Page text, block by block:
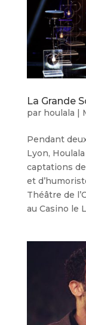
La Grande
par houlala |
Pendant
Lyon,
captations
et
Théâtre de
au Casino le